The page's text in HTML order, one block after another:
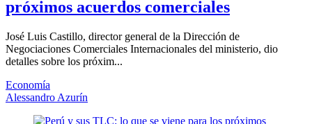
próximos acuerdos comerciales
José Luis Castillo, director general de la Dirección de
Negociaciones Comerciales Internacionales del ministerio, dio
detalles sobre los próxim...
Economía
Alessandro Azurín